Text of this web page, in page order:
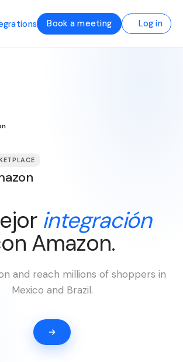
Book a meeting Log in
integración
Amazon.
and reach millions of shoppers in
Mexico and Brazil.